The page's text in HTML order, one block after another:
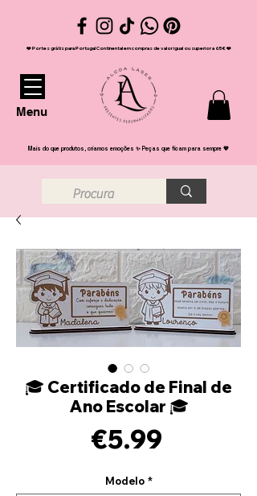
❤️ Portes grátis para Portugal Continental em compras de valor igual ou superior a 65€ ❤️
Menu
Mais do que produtos, criamos emoções ✨ Peças que ficam para sempre 💖
🎓 Certificado de Final de
Ano Escolar 🎓
€5.99
Modelo *